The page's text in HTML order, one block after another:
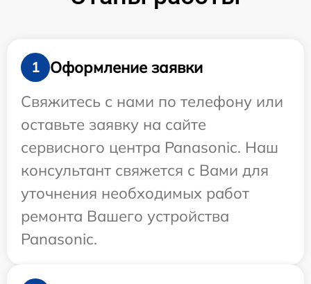
1
Оформление заявки
Свяжитесь с нами по телефону или
оставьте заявку на сайте
сервисного центра Panasonic. Наш
консультант свяжется с Вами для
уточнения необходимых работ
ремонта Вашего устройства
Panasonic.